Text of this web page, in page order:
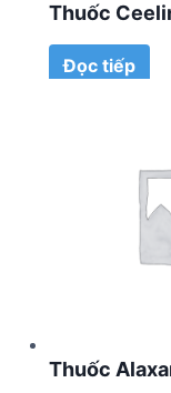
Thuốc
Đọc tiếp
Thuốc